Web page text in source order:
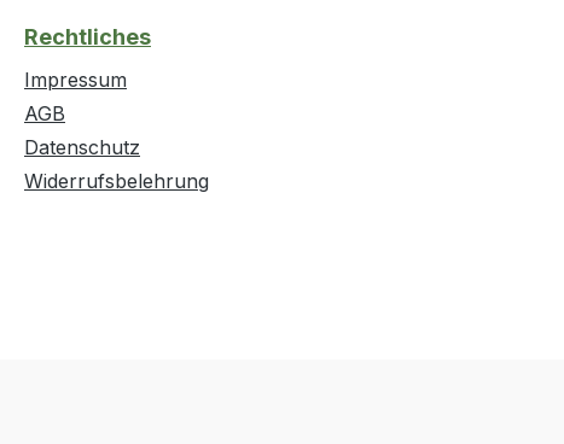
Rechtliches
Impressum
AGB
Datenschutz
Widerrufsbelehrung